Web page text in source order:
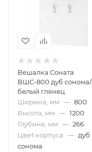
Вешалка Соната
ВШС-800 дуб сонома/
белый глянец
Ширина, мм — 800
Высота, мм — 1200
Глубина, мм — 266
Цвет корпуса — дуб
сонома